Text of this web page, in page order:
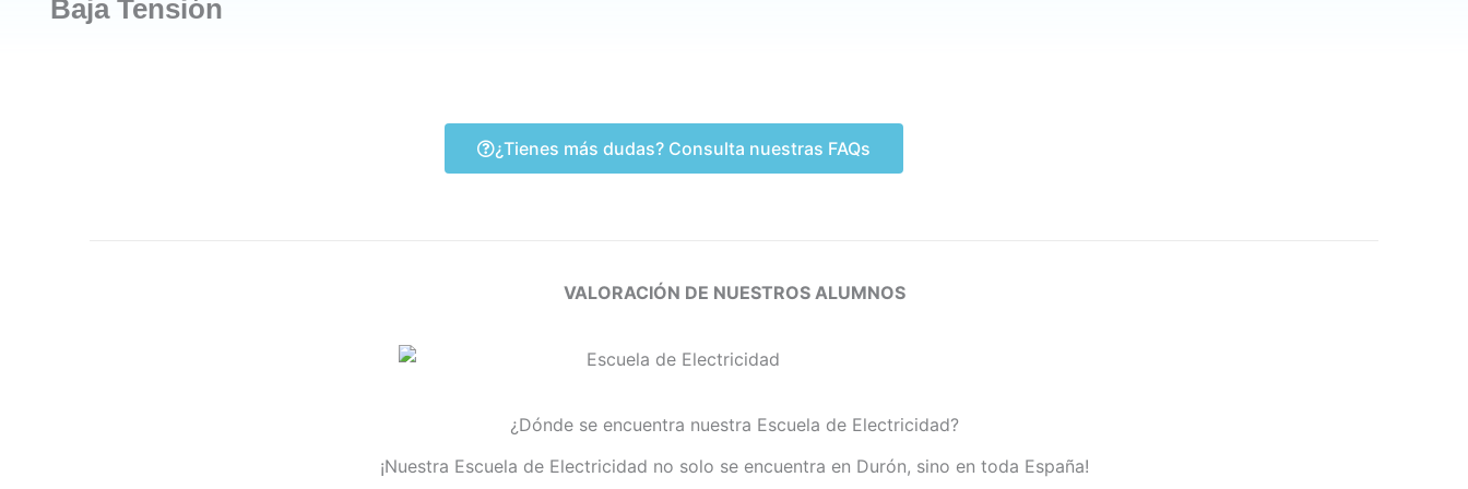
Baja Tensión
¿Tienes más dudas? Consulta nuestras FAQs
VALORACIÓN DE NUESTROS ALUMNOS
¿Dónde se encuentra nuestra Escuela de Electricidad?
¡Nuestra Escuela de Electricidad no solo se encuentra en Durón, sino en toda España!